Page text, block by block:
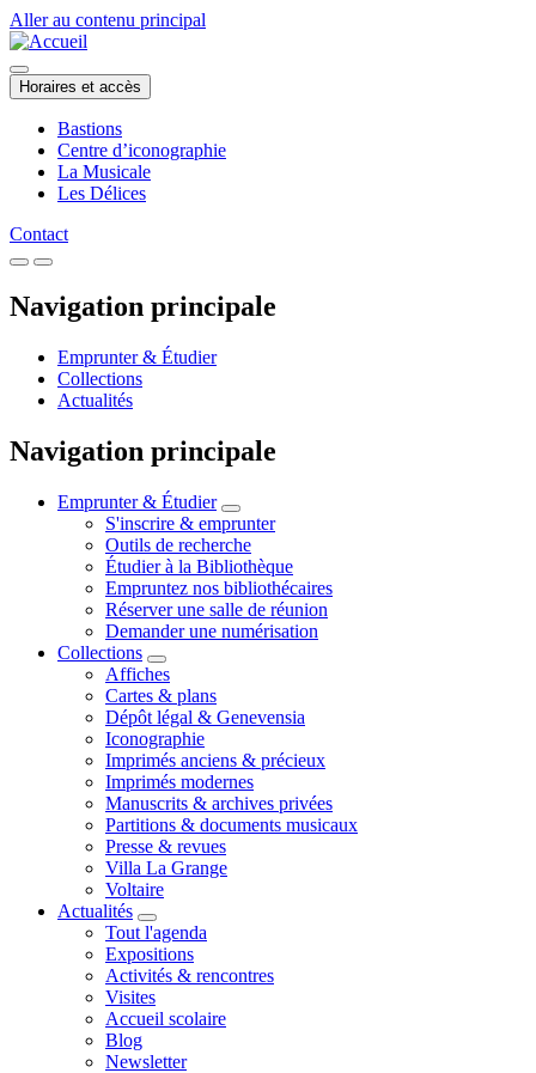
Aller au contenu principal
Horaires et accès
Bastions
Centre d’iconographie
La Musicale
Les Délices
Contact
Navigation principale
Emprunter & Étudier
Collections
Actualités
Navigation principale
Emprunter & Étudier
S'inscrire & emprunter
Outils de recherche
Étudier à la Bibliothèque
Empruntez nos bibliothécaires
Réserver une salle de réunion
Demander une numérisation
Collections
Affiches
Cartes & plans
Dépôt légal & Genevensia
Iconographie
Imprimés anciens & précieux
Imprimés modernes
Manuscrits & archives privées
Partitions & documents musicaux
Presse & revues
Villa La Grange
Voltaire
Actualités
Tout l'agenda
Expositions
Activités & rencontres
Visites
Accueil scolaire
Blog
Newsletter